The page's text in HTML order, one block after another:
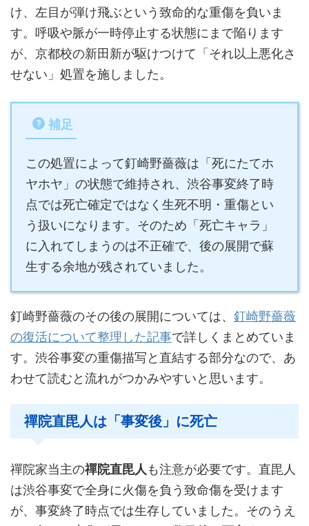
け、左目が弾け飛ぶという致命的な重傷を負いま
す。呼吸や脈が一時停止する状態にまで陥ります
が、京都校の新田新が駆けつけて「それ以上悪化さ
せない」処置を施しました。
補足
この処置によって釘崎野薔薇は「死にたてホ
ヤホヤ」の状態で維持され、渋谷事変終了時
点では死亡確定ではなく生死不明・重傷とい
う扱いになります。そのため「死亡キャラ」
に入れてしまうのは不正確で、後の展開で蘇
生する余地が残されていました。
釘崎野薔薇のその後の展開については、 釘崎野薔薇
の復活について整理した記事で詳しくまとめていま
す。渋谷事変の重傷描写と直結する部分なので、あ
わせて読むと流れがつかみやすいと思います。
禪院直毘人は「事変後」に死亡
禪院家当主の禪院直毘人 も注意が必要です。直毘人
は渋谷事変で全身に火傷を負う致命傷を受けます
が、事変終了時点では生存していました。そのうえ